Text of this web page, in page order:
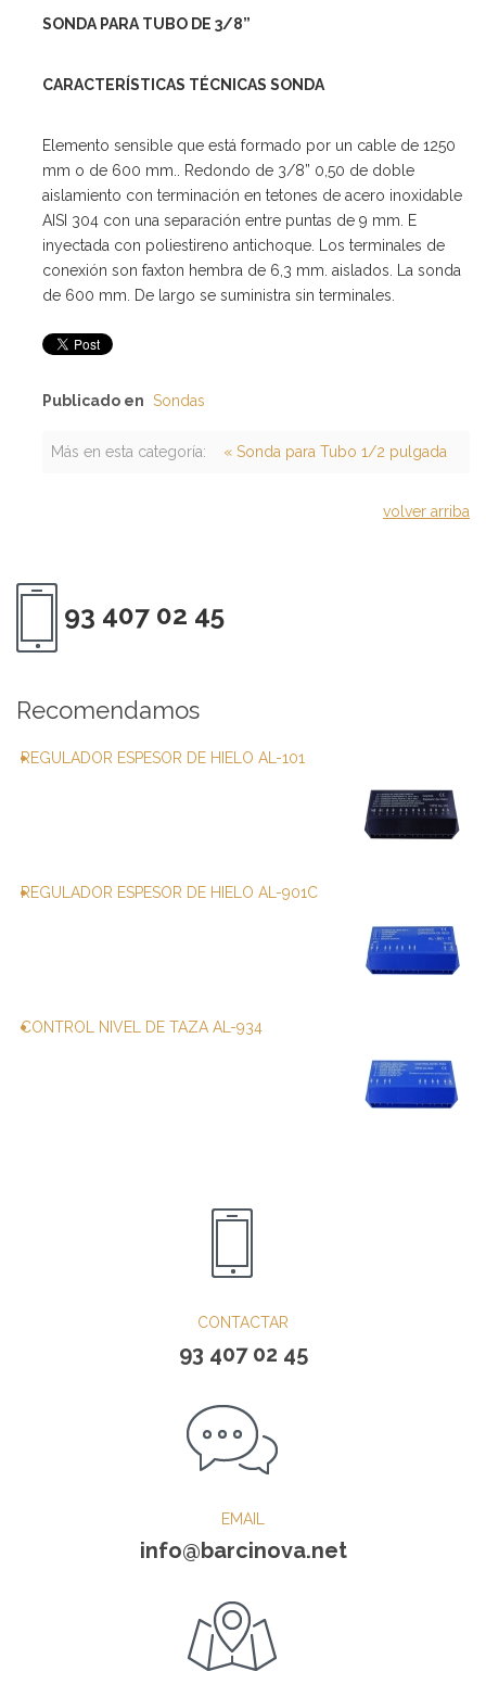
SONDA PARA TUBO DE 3/8”
CARACTERÍSTICAS TÉCNICAS SONDA
Elemento sensible que está formado por un cable de 1250
mm o de 600 mm.. Redondo de 3/8” 0,50 de doble
aislamiento con terminación en tetones de acero inoxidable
AISI 304 con una separación entre puntas de 9 mm. E
inyectada con poliestireno antichoque. Los terminales de
conexión son faxton hembra de 6,3 mm. aislados. La sonda
de 600 mm. De largo se suministra sin terminales.
Publicado en Sondas
Más en esta categoría: « Sonda para Tubo 1/2 pulgada
volver arriba
93 407 02 45
Recomendamos
REGULADOR ESPESOR DE HIELO AL-101
REGULADOR ESPESOR DE HIELO AL-901C
CONTROL NIVEL DE TAZA AL-934
CONTACTAR
93 407 02 45
EMAIL
info@barcinova.net